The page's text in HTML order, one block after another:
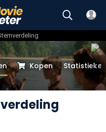
Kopen